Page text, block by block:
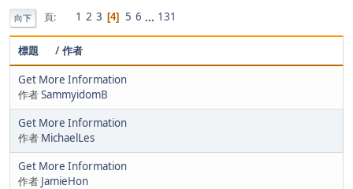
向下 頁 1 2 3 4 5 6 ... 131
標題 /作者
Get More Information
作者SammyidomB
Get More Information
作者 MichaelLes
Get More Information
作者 JamieHon